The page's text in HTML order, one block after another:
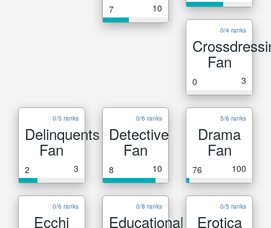
7 10
0/4 ranks
Fan
0 3
0/5 ranks
Delinquents
Fan
2 3
0/6 ranks
Detective
Fan
8 10
5/6 ranks
Drama
Fan
76 100
0/6 ranks
Ecchi
0/8 ranks
Educational
0/5 ranks
Erotica